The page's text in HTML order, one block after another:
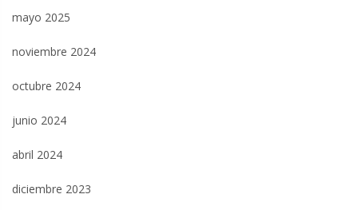
mayo 2025
noviembre 2024
octubre 2024
junio 2024
abril 2024
diciembre 2023